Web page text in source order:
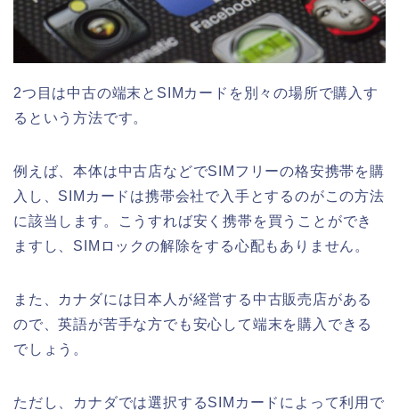
2つ目は中古の端末とSIMカードを別々の場所で購入す
るという方法です。
例えば、本体は中古店などでSIMフリーの格安携帯を購
入し、SIMカードは携帯会社で入手とするのがこの方法
に該当します。こうすれば安く携帯を買うことができ
ますし、SIMロックの解除をする心配もありません。
また、カナダには日本人が経営する中古販売店がある
ので、英語が苦手な方でも安心して端末を購入できる
でしょう。
ただし、カナダでは選択するSIMカードによって利用で